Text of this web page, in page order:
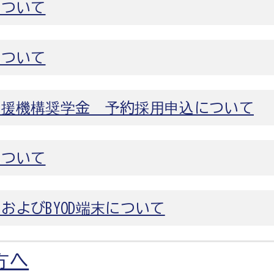
いて
いて
援機構奨学金 予約採用申込について
いて
よびBYOD端末について
へ